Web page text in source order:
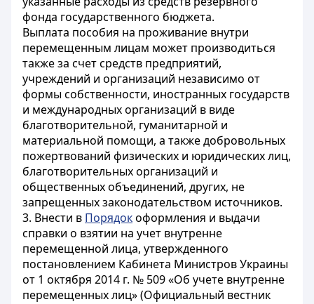
фонда государственного бюджета.
Выплата пособия на проживание внутри
перемещенным лицам может производиться
также за счет средств предприятий,
учреждений и организаций независимо от
формы собственности, иностранных государств
и международных организаций в виде
благотворительной, гуманитарной и
материальной помощи, а также добровольных
пожертвований физических и юридических лиц,
благотворительных организаций и
общественных объединений, других, не
запрещенных законодательством источников.
3. Внести в Порядокоформления и выдачи
справки о взятии на учет внутренне
перемещенной лица, утвержденного
постановлением Кабинета Министров Украины
от 1 октября 2014 г. № 509 «Об учете внутренне
перемещенных лиц» (Официальный вестник